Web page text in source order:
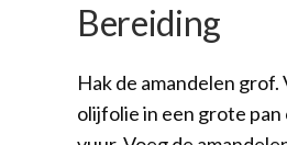
Bereiding
Hak de amandelen grof.
olijfolie in een grote